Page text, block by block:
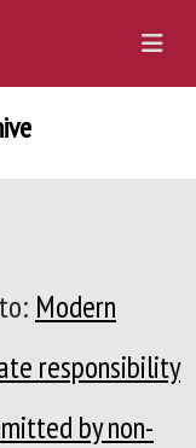
Modern
responsibility
by non-